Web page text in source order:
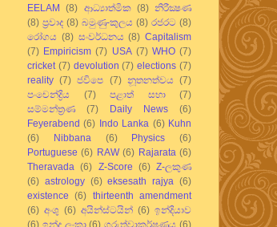
EELAM
(8) ආධ්‍යාත්මික (8) නිරීක්‍ෂණ
(8) ප්‍රවාද (8) බමුණු-කුලය (8) රජරට (8)
රෝගය (8) සංවර්ධනය (8) Capitalism
(7) Empiricism (7) USA (7) WHO (7)
cricket (7) devolution (7) elections (7)
reality (7) ජවිපෙ (7) නූතනත්වය
(7)
පංචෙන්ද්‍රිය
(7) පළාත් සභා
(7)
සම්මන්ත්‍රණ
(7) Daily News
(6)
Feyerabend (6) Indo Lanka (6) Kuhn
(6)
Nibbana (6) Physics
(6)
Portuguese (6) RAW (6) Rajarata (6)
Theravada
(6) Z-Score (6) Z-ලකුණ
(6) astrology (6) eksesath rajya
(6)
existence
(6)
thirteenth amendment
(6) අංශු (6) අයින්ස්ටයින් (6) ඉන්දියාව
(6) ඉන්දු ලංකා (6) ගුරුත්වාකර්ෂණය (6)